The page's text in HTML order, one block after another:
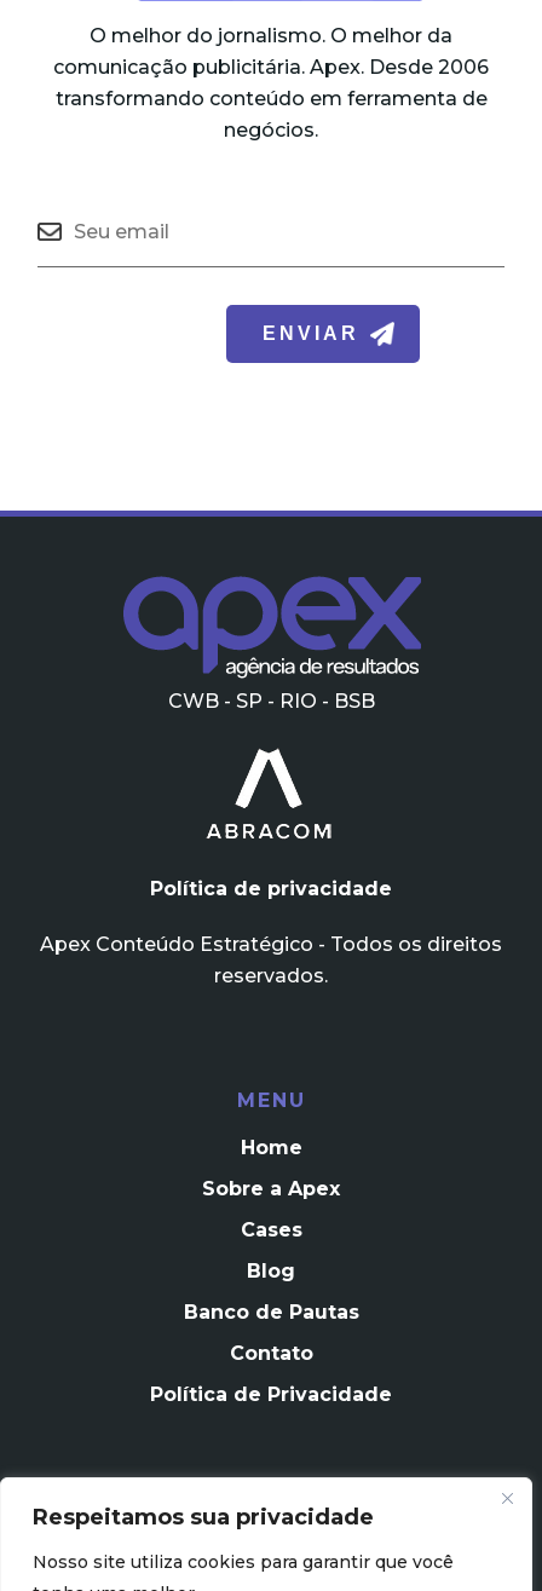
Respeitamos sua privacidade
Nosso site utiliza cookies para garantir que você
O melhor do jornalismo. O melhor da
comunicação publicitária. Apex. Desde 2006
transformando conteúdo em ferramenta de
negócios.
CWB - SP - RIO - BSB
Política de privacidade
Apex Conteúdo Estratégico - Todos os direitos
reservados.
MENU
Home
Sobre a Apex
Cases
Blog
Banco de Pautas
Contato
Política de Privacidade
CONTATO
contato@apexagencia.com.br